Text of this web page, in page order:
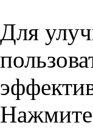
Для
Нажмите